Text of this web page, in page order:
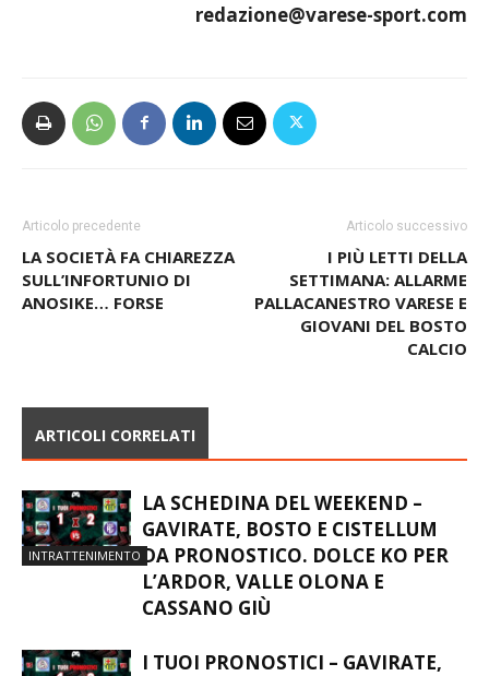
redazione@varese-sport.com
Articolo precedente
LA SOCIETÀ FA CHIAREZZA
SULL’INFORTUNIO DI
ANOSIKE… FORSE
Articolo successivo
I PIÙ LETTI DELLA
SETTIMANA: ALLARME
PALLACANESTRO VARESE E
GIOVANI DEL BOSTO
CALCIO
ARTICOLI CORRELATI
INTRATTENIMENTO
LA SCHEDINA DEL WEEKEND –
GAVIRATE, BOSTO E CISTELLUM
DA PRONOSTICO. DOLCE KO PER
L’ARDOR, VALLE OLONA E
CASSANO GIÙ
I TUOI PRONOSTICI – GAVIRATE,